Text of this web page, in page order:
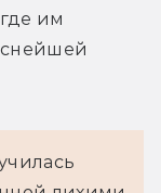
им